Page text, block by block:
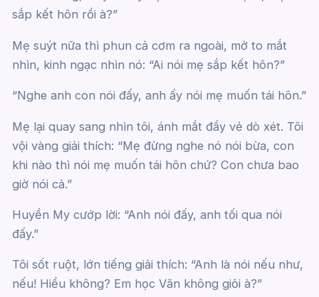
sắp kết hôn rồi à?”
Mẹ suýt nữa thì phun cả cơm ra ngoài, mở to mắt
nhìn, kinh ngạc nhìn nó: “Ai nói mẹ sắp kết hôn?”
“Nghe anh con nói đấy, anh ấy nói mẹ muốn tái hôn.”
Mẹ lại quay sang nhìn tôi, ánh mắt đầy vẻ dò xét. Tôi
vội vàng giải thích: “Mẹ đừng nghe nó nói bừa, con
khi nào thì nói mẹ muốn tái hôn chứ? Con chưa bao
giờ nói cả.”
Huyền My cướp lời: “Anh nói đấy, anh tối qua nói
đấy.”
Tôi sốt ruột, lớn tiếng giải thích: “Anh là nói nếu như,
nếu! Hiểu không? Em học Văn không giỏi à?”